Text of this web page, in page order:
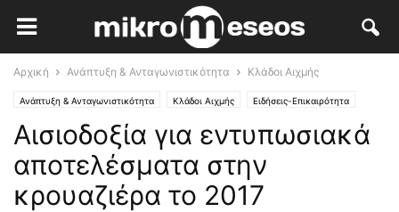
Αρχική Ανάπτυξη & Ανταγωνιστικότητα Κλάδοι Αιχμής
Ανάπτυξη & Ανταγωνιστικότητα Κλάδοι Αιχμής Ειδήσεις-Επικαιρότητα
Αισιοδοξία για εντυπωσιακά
αποτελέσματα στην
κρουαζιέρα το 2017